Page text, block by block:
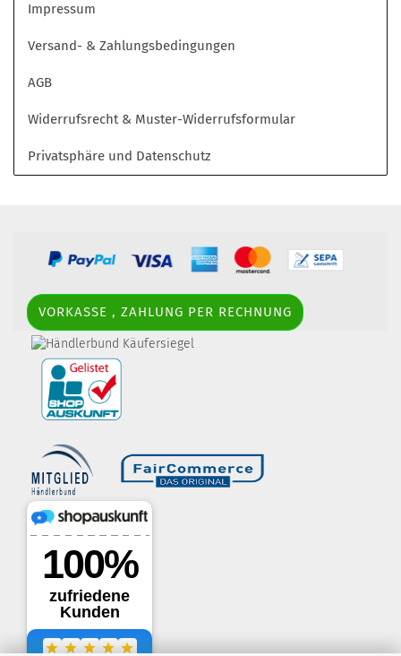
Impressum
Versand- & Zahlungsbedingungen
AGB
Widerrufsrecht & Muster-Widerrufsformular
Privatsphäre und Datenschutz
VORKASSE , ZAHLUNG PER RECHNUNG